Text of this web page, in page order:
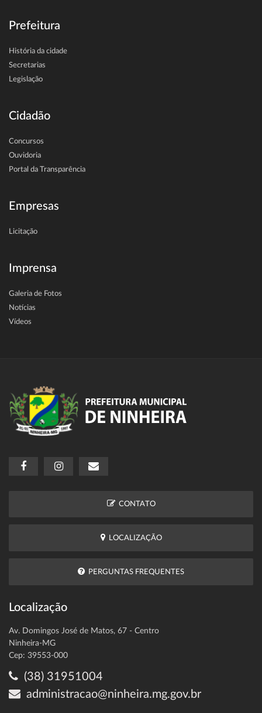
Prefeitura
História da cidade
Secretarias
Legislação
Cidadão
Concursos
Ouvidoria
Portal da Transparência
Empresas
Licitação
Imprensa
Galeria de Fotos
Notícias
Vídeos
CONTATO
LOCALIZAÇÃO
PERGUNTAS FREQUENTES
Localização
Av. Domingos José de Matos, 67 - Centro
Ninheira-MG
Cep: 39553-000
(38) 31951004
administracao@ninheira.mg.gov.br